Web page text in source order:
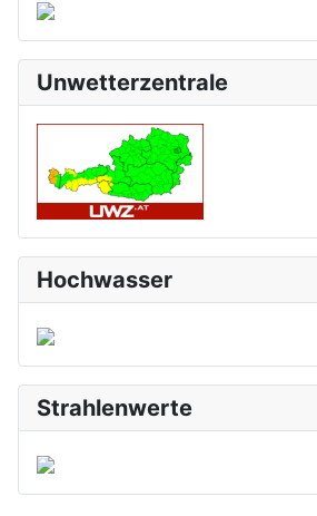
Unwetterzentrale
Hochwasser
Strahlenwerte